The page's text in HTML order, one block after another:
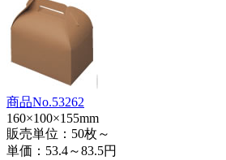
商品No.53262
160×100×155mm
販売単位：50枚～
単価： 53.4～83.5円